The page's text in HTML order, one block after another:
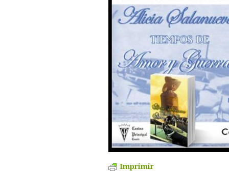
Imprimir